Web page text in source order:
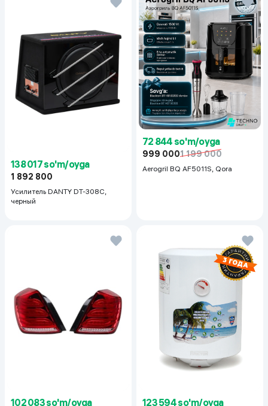
138 017 so'm/oyga
1 892 800
Усилитель DANTY DT-308C,
черный
72 844 so'm/oyga
999 0001 199 000
Aerogril BQ AF5011S, Qora
102 083 so'm/oyga 123 594 so'm/oyga